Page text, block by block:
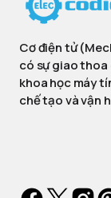
Cơ điện tử
có sự giao thoa
khoa học máy
chế tạo và vận